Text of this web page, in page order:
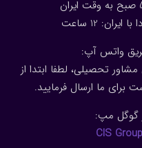
ایران: 1 2 ساعت
واتس آپ:
تحصیلی، لطفا ابتدا از
ما ارسال فرمایید.
گوگل مپ:
CIS